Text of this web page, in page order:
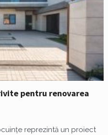
pentru renovarea
reprezintă un proiect